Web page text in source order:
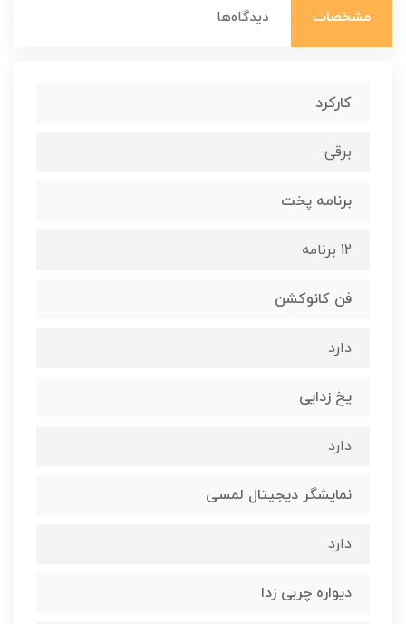
مشخصات دیدگاه‌ها
کارکرد
برقی
برنامه پخت
12 برنامه
فن کانوکشن
دارد
یخ زدایی
دارد
نمایشگر دیجیتال لمسی
دارد
دیواره چربی زدا